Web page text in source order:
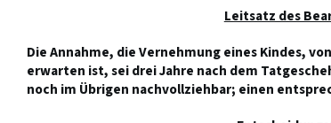
Leitsatz des
Die Annahme, die Vernehmung eines Kindes,
erwarten ist, sei drei Jahre nach dem
noch im Übrigen nachvollziehbar; einen